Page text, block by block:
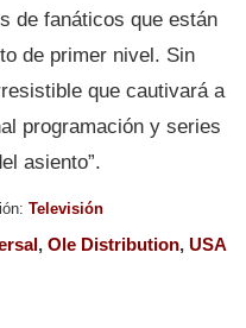
de fanáticos que están
de primer nivel. Sin
que cautivará a
programación y series
asiento”.
Televisión
, Ole Distribution, USA